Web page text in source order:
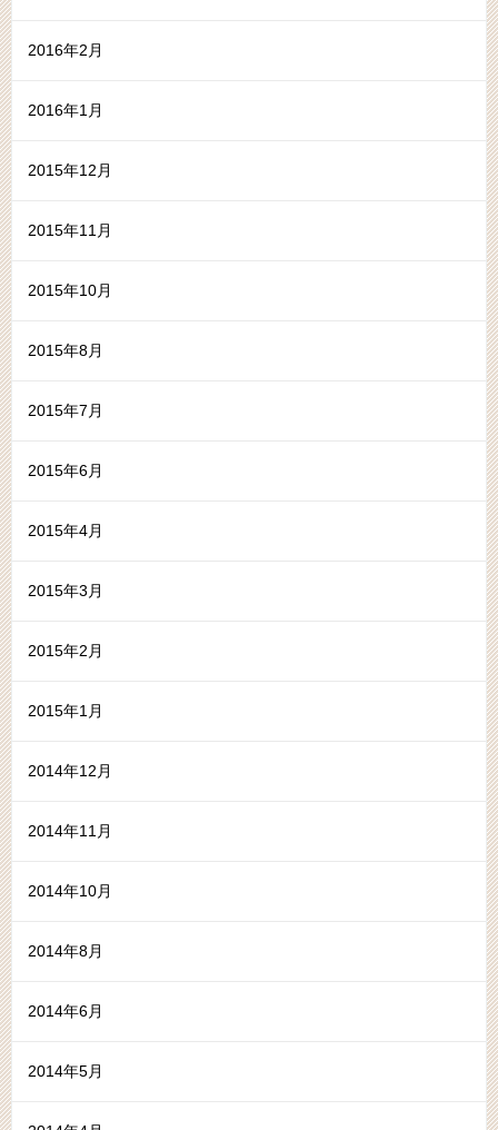
2016年2月
2016年1月
2015年12月
2015年11月
2015年10月
2015年8月
2015年7月
2015年6月
2015年4月
2015年3月
2015年2月
2015年1月
2014年12月
2014年11月
2014年10月
2014年8月
2014年6月
2014年5月